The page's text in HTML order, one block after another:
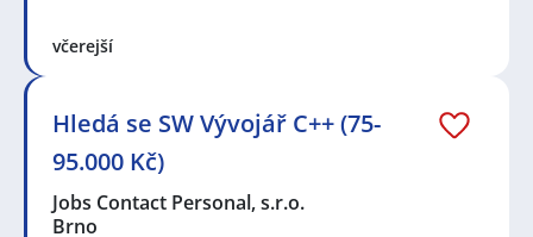
včerejší
Hledá se SW Vývojář C++ (75-
95.000 Kč)
Jobs Contact Personal, s.r.o.
Brno